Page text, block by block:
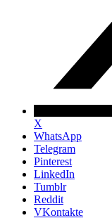
X
WhatsApp
Telegram
Pinterest
LinkedIn
Tumblr
Reddit
VKontakte